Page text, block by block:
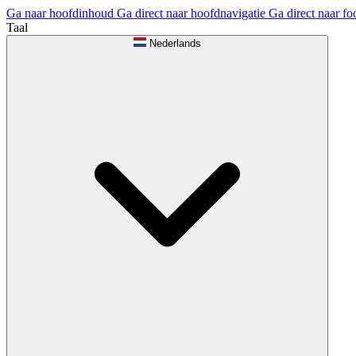
Ga naar hoofdinhoud Ga direct naar hoofdnavigatie Ga direct naar
Taal
Nederlands